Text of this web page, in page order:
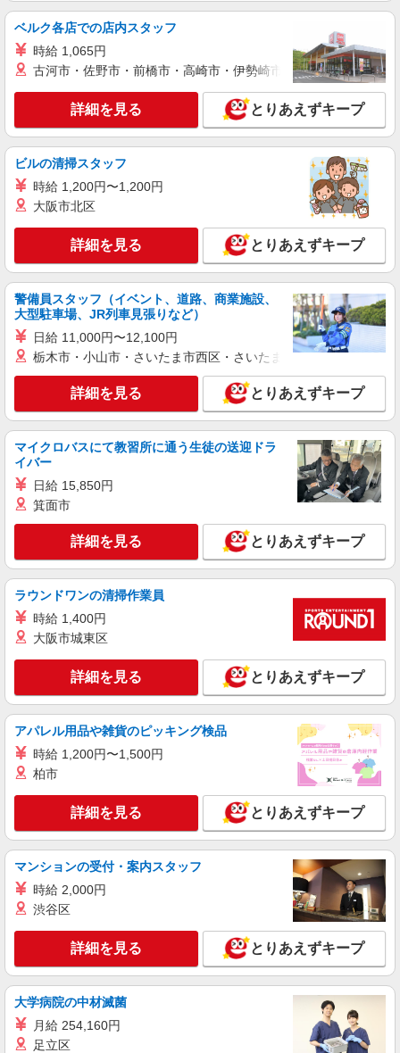
埼玉県さいたま市浦和区高砂2-12-20 ROJI
URAWA 1階
キープ 詳細を見る
株式会社アスカクリエート（jb661598）
月給 240,000円 〜 240,000円 ※給与幅は経
験・能力により考慮 交通費あり／（全額/片道2km
以上）■うらわポポロ保育園 内厨房（認定保育室）
埼玉県さいたま市浦和区常盤9丁目1519
詳細を見る
正社員
SORA to 大地 山田鶏屋
調理スタッフ
月給293,140円〜 ※固定残業代：73,140円／42
時間相当分が含まれます。 ※上記を超えて残業を
した場合は、別途残業代をお支払いします。
埼玉県さいたま市浦和区高砂2-12-20 ROJI
URAWA 1階
キープ 詳細を見る
正社員
SORA to 大地 山田鶏屋
鳥料理専門店での店舗マネージャー
月給315,000円〜400,000円 （固定残業代42時
間分73,374円〜93,156円分含む） ※上記を超えて
残業をした場合は、別途残業代をお支払いしま
す。 ★給与はスキル・年齢・役職などにより優遇
します ★試用期間6ヵ月有（同条件）
埼玉県さいたま市浦和区高砂2-12-20 ROJI
URAWA1階 SORA to 大地 山田鶏屋
バーガーキング 浦和仲町店
店舗スタッフ
時給1,150円以上 土日祝日は時給＋50円！高校
埼玉県さいたま市浦和区仲町1-1-8
キープ 詳細を見る
アルバイト パート
バーガーキング 浦和仲町店
ファストフードの店舗スタッフ（キッチン・サ
時給1,150円以上 土日祝日は時給＋50円！高校
生同時給！
埼玉県さいたま市浦和区仲町1-1-8
キープ 詳細を見る
ベルク各店での店内スタッフ
時給 1,065円
古河市・佐野市・前橋市・高崎市・伊勢崎市・太田市・館林市
詳細を見る とりあえずキープ
ビルの清掃スタッフ
時給 1,200円〜1,200円
大阪市北区
詳細を見る とりあえずキープ
警備員スタッフ（イベント、道路、商業施設、
大型駐車場、JR列車見張りなど）
日給 11,000円〜12,100円
栃木市・小山市・さいたま市西区・さいたま市岩槻区・久喜市・
詳細を見る とりあえずキープ
マイクロバスにて教習所に通う生徒の送迎ドラ
イバー
日給 15,850円
箕面市
詳細を見る とりあえずキープ
ラウンドワンの清掃作業員
時給 1,400円
大阪市城東区
詳細を見る とりあえずキープ
アパレル用品や雑貨のピッキング検品
時給 1,200円〜1,500円
柏市
詳細を見る とりあえずキープ
マンションの受付・案内スタッフ
時給 2,000円
渋谷区
詳細を見る とりあえずキープ
大学病院の中材滅菌
月給 254,160円
足立区